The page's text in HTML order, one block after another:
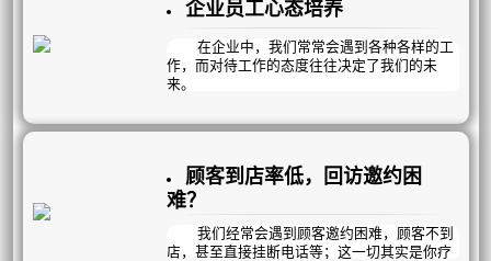
企业员工心态培养
在企业中，我们常常会遇到各种各样的工
作，而对待工作的态度往往决定了我们的未
来。
让我们从一个简单的故事开始：三个工人
墙！我正在搬运那些重得要命的石块呢。这可
真是累人啊……”
第二个人抬头苦笑着说：“我们在盖一栋
高楼。不过这份工作可真是不轻松啊……”
第三个人满面笑容开心地说：“我们正在
顾客到店率低，回访邀约困
难？
我们经常会遇到顾客邀约困难，顾客不到
店，甚至直接挂断电话等；这一切其实是你疗